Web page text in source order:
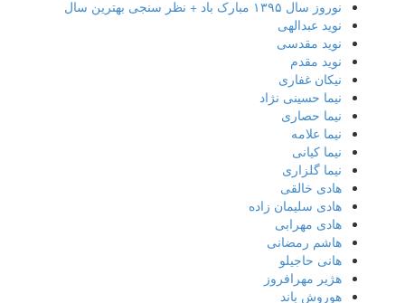
نوروز سال ۱۳۹۵ مبارک باد + نظر سنجی بهترین سال
نوید عبدالهی
نوید مقدسی
نوید مقدم
نیکان غفاری
نیما حسینی نژاد
نیما حصاری
نیما علامه
نیما کیانی
نیما گلزاری
هادی خالقی
هادی سلیمان زاده
هادی مهرابی
هاشم رمضانی
هانی حاجیلو
هژیر مهرافروز
هوروش باند